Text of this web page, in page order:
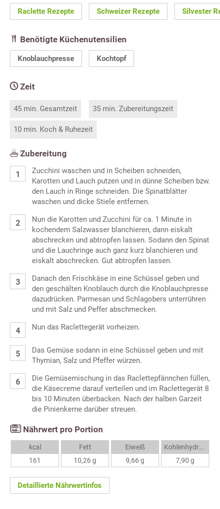
Raclette Rezepte Schweizer Rezepte Silvester
Benötigte Küchenutensilien
Knoblauchpresse Kochtopf
Zeit
45 min. Gesamtzeit 35 min. Zubereitungszeit
10 min. Koch & Ruhezeit
Zubereitung
Zucchini waschen und in Scheiben schneiden,
Karotten und Lauch putzen und in dünne Scheiben bzw.
den Lauch in Ringe schneiden. Die Spinatblätter
waschen und dicke Stiele entfernen.
Nun die Karotten und Zucchini für ca. 1 Minute in
kochendem Salzwasser blanchieren, dann eiskalt
abschrecken und abtropfen lassen. Sodann den Spinat
und die Lauchringe auch ganz kurz blanchieren und
eiskalt abschrecken. Gut abtropfen lassen.
Danach den Frischkäse in eine Schüssel geben und
den geschälten Knoblauch durch die Knoblauchpresse
dazudrücken. Parmesan und Schlagobers unterrühren
und mit Salz und Peffer abschmecken.
Nun das Raclettegerät vorheizen.
Das Gemüse sodann in eine Schüssel geben und mit
Thymian, Salz und Pfeffer würzen.
Die Gemüsemischung in das Raclettepfännchen füllen,
die Käsecreme darauf verteilen und im Raclettegerät 8
bis 10 Minuten überbacken. Nach der halben Garzeit
die Pinienkerne darüber streuen.
Nährwert pro Portion
kcal
161
Fett
10,26 g
Eiweiß
9,66 g
Kohlenhydrate
7,90 g
Detaillierte Nährwertinfos